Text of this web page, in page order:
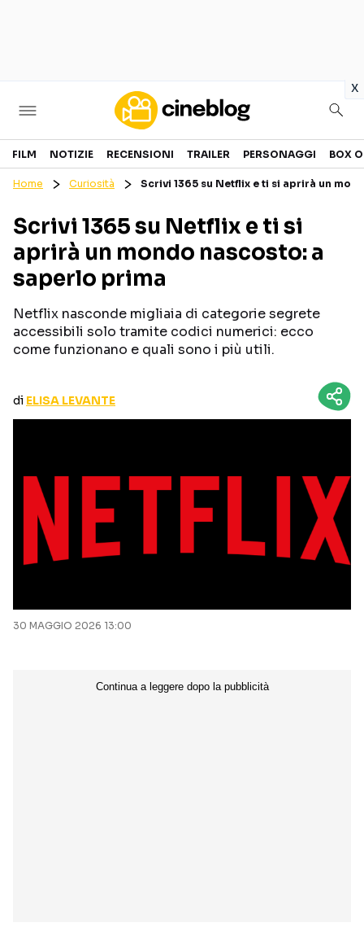
x
Cinema
GENERI
PERSONAGGI
CANALI STREAMING
Categorie
NOTIZIE
RECENSIONI
TRAILER
Seguici sui social
FILM NOTIZIE RECENSIONI TRAILER PERSONAGGI BOX
Home Curiosità Scrivi 1365 su Netflix e ti si aprirà un
Scrivi 1365 su Netflix e ti si
aprirà un mondo nascosto: a
saperlo prima
Netflix nasconde migliaia di categorie segrete
accessibili solo tramite codici numerici: ecco
come funzionano e quali sono i più utili.
di ELISA LEVANTE
30 MAGGIO 2026 13:00